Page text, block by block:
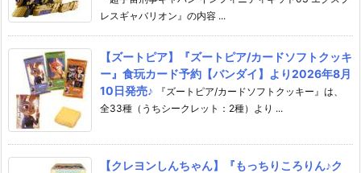
レスギャバリオン』の内容 ...
【ズートピア】『ズートピア/カードソフトクッキ
ー』食玩カード予約【バンダイ】より2026年8月
10日発売♪
『ズートピア/カードソフトクッキー』は、
全33種（うちシークレット：2種）より ...
【クレヨンしんちゃん】『もっちりころりん♪ク